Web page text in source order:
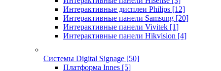
Интерактивные дисплеи Philips [12]
Интерактивные панели Samsung [20]
Интерактивные панели Vivitek [1]
Интерактивные панели Hikvision [4]
Системы Digital Signage [50]
Платформа Innes [5]